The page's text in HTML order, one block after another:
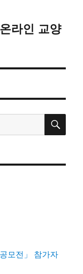
라인 교양
모전」 참가자